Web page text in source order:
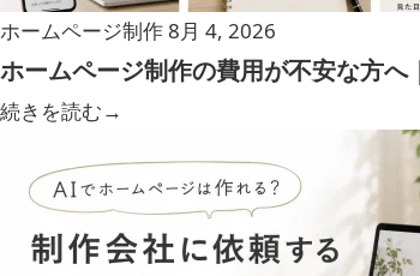
ホームページ制作8月 4, 2026
ホームページ制作の費用が不安な方
続きを読む→